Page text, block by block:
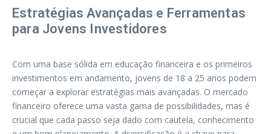
Estratégias Avançadas e Ferramentas
para Jovens Investidores
Com uma base sólida em educação financeira e os primeiros
investimentos em andamento, jovens de 18 a 25 anos podem
começar a explorar estratégias mais avançadas. O mercado
financeiro oferece uma vasta gama de possibilidades, mas é
crucial que cada passo seja dado com cautela, conhecimento